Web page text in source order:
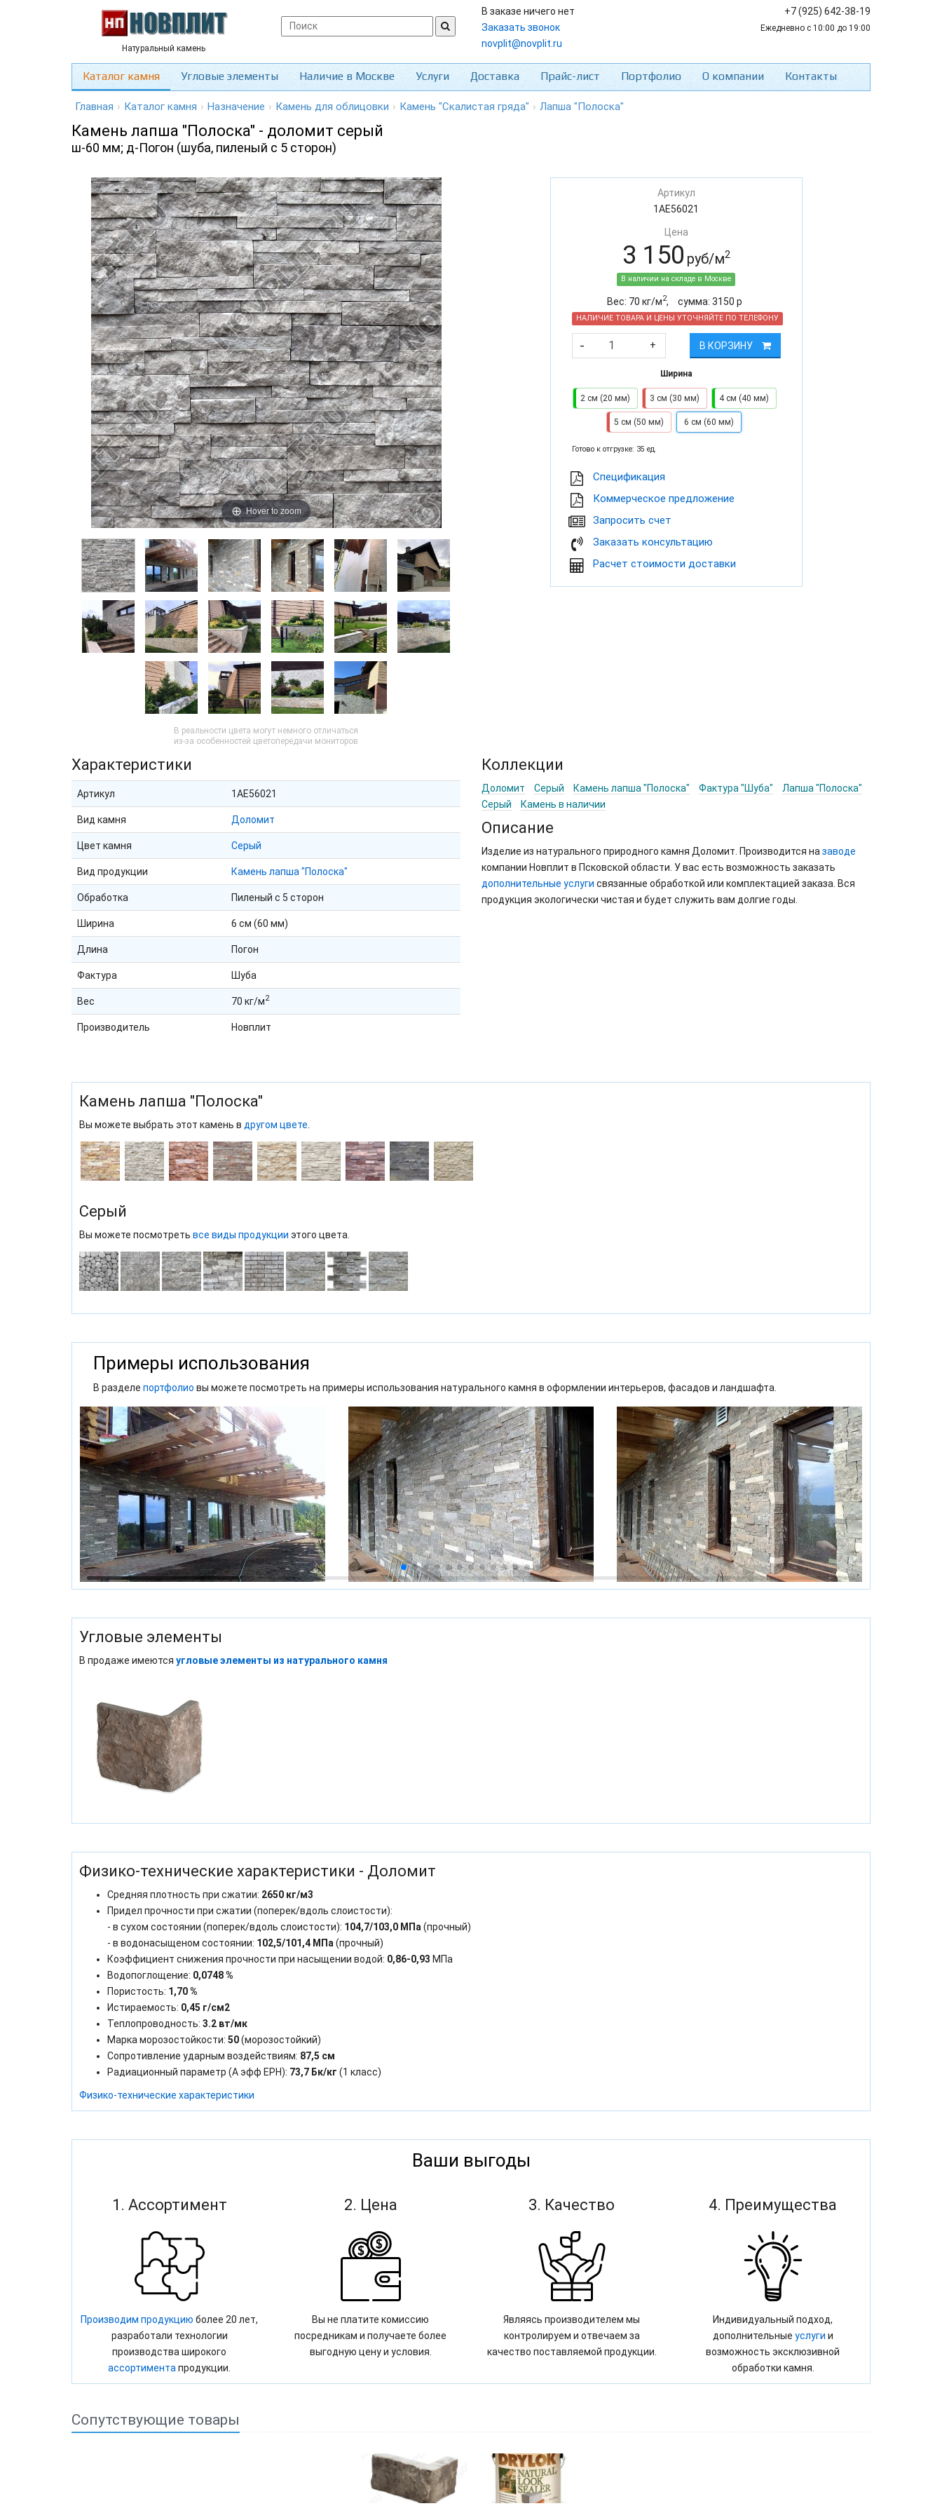
Натуральный камень
В заказе ничего нет
Заказать звонок
novplit@novplit.ru
+7 (925) 642-38-19
Ежедневно с 10:00 до 19:00
Каталог камня Угловые элементы Наличие в Москве Услуги Доставка Прайс-лист Портфолио О компании Контакты
Главная › Каталог камня › Назначение › Камень для облицовки › Камень "Скалистая гряда" › Лапша "Полоска"
Камень лапша "Полоска" - доломит серый
ш-60 мм; д-Погон (шуба, пиленый с 5 сторон)
Hover to zoom
В реальности цвета могут немного отличаться
из-за особенностей цветопередачи мониторов
Артикул
1AE56021
Цена
3 150 руб/м2
В наличии на складе в Москве
Вес: 70 кг/м2, cумма: 3150 р
НАЛИЧИЕ ТОВАРА И ЦЕНЫ УТОЧНЯЙТЕ ПО ТЕЛЕФОНУ
- + В КОРЗИНУ
Ширина
2 см (20 мм) 3 см (30 мм) 4 см (40 мм)
5 см (50 мм) 6 см (60 мм)
Готово к отгрузке: 35 ед.
Cпецификация
Коммерческое предложение
Запросить счет
Заказать консультацию
Расчет стоимости доставки
Характеристики
Артикул 1AE56021
Вид камня Доломит
Цвет камня Серый
Вид продукции Камень лапша "Полоска"
Обработка Пиленый с 5 сторон
Ширина 6 см (60 мм)
Длина Погон
Фактура Шуба
Вес 70 кг/м2
Производитель Новплит
Коллекции
Доломит Серый Камень лапша "Полоска" Фактура "Шуба"
Лапша "Полоска"
Серый
Камень в наличии
Описание
Изделие из натурального природного камня Доломит. Производится на заводе
компании Новплит в Псковской области. У вас есть возможность заказать
дополнительные услуги связанные обработкой или комплектацией заказа. Вся
продукция экологически чистая и будет служить вам долгие годы.
Камень лапша "Полоска"
Вы можете выбрать этот камень в другом цвете
Серый
Вы можете посмотреть все виды продукции этого цвета.
Примеры использования
В разделе портфолио вы можете посмотреть на примеры использования натурального камня в оформлении интерьеров, фасадов и ландшафта.
Угловые элементы
В продаже имеются угловые элементы из натурального камня
Физико-технические характеристики - Доломит
Средняя плотность при сжатии: 2650 кг/м3
Придел прочности при сжатии (поперек/вдоль слоистости):
- в сухом состоянии (поперек/вдоль слоистости): 104,7/103,0 МПа (прочный)
- в водонасыщеном состоянии: 102,5/101,4 МПа (прочный)
Коэффициент снижения прочности при насыщении водой: 0,86-0,93 МПа
Водопоглощение: 0,0748 %
Пористость: 1,70 %
Истираемость: 0,45 г/см2
Теплопроводность: 3.2 вт/мк
Марка морозостойкости: 50(морозостойкий)
Сопротивление ударным воздействиям: 87,5 см
Радиационный параметр (А эфф ЕРН): 73,7 Бк/кг (1 класс)
Физико-технические характеристики
Ваши выгоды
1. Ассортимент
Производим продукцию более 20 лет,
разработали технологии
производства широкого
ассортимента продукции.
2. Цена
Вы не платите комиссию
посредникам и получаете более
выгодную цену и условия.
3. Качество
Являясь производителем мы
контролируем и отвечаем за
качество поставляемой продукции.
4. Преимущества
Индивидуальный подход,
дополнительные услуги и
возможность эксклюзивной
обработки камня.
Сопутствующие товары